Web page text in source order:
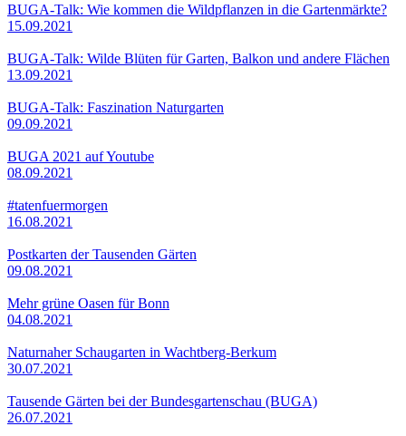
BUGA-Talk: Wie kommen die Wildpflanzen in die Gartenmärkte?
15.09.2021
BUGA-Talk: Wilde Blüten für Garten, Balkon und andere Flächen
13.09.2021
BUGA-Talk: Faszination Naturgarten
09.09.2021
BUGA 2021 auf Youtube
08.09.2021
#tatenfuermorgen
16.08.2021
Postkarten der Tausenden Gärten
09.08.2021
Mehr grüne Oasen für Bonn
04.08.2021
Naturnaher Schaugarten in Wachtberg-Berkum
30.07.2021
Tausende Gärten bei der Bundesgartenschau (BUGA)
26.07.2021